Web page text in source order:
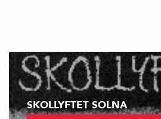
SKOLLYFTET SOLNA